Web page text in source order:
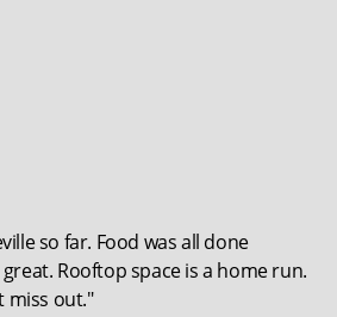
so far. Food was all done
Rooftop space is a home run.
miss out."